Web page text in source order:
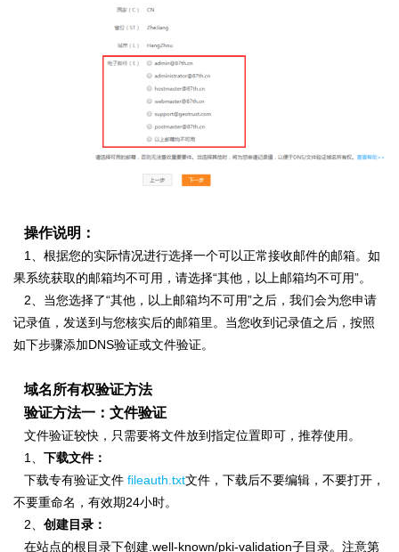
操作说明：
1、根据您的实际情况进行选择一个可以正常接收邮件的邮箱。如
果系统获取的邮箱均不可用，请选择“其他，以上邮箱均不可用”。
2、 当您选择了“其他，以上邮箱均不可用”之后，我们会为您申请
记录值，发送到与您核实后的邮箱里。当您收到记录值之后，按照
如下步骤添加DNS验证或文件验证。
域名所有权验证方法
验证方法一：文件验证
文件验证较快，只需要将文件放到指定位置即可，推荐使用。
1、 下载文件：
下载专有验证文件 fileauth.txt文件， 下载后不要编辑，不要打开，
不要重命名，有效期24小时。
2、 创建目录：
在站点的根目录下创建.well-known/pki-validation子目录。注意第